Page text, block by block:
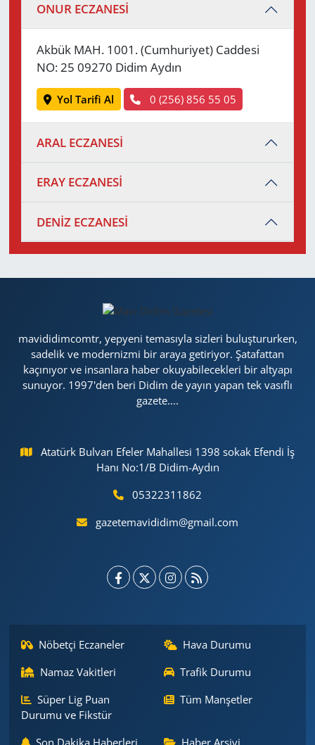
ONUR ECZANESİ
Akbük MAH. 1001. (Cumhuriyet) Caddesi
NO: 25 09270 Didim Aydın
Yol Tarifi Al 0 (256) 856 55 05
ARAL ECZANESİ
ERAY ECZANESİ
DENİZ ECZANESİ
mavididimcomtr, yepyeni temasıyla sizleri buluştururken,
sadelik ve modernizmi bir araya getiriyor. Şatafattan
kaçınıyor ve insanlara haber okuyabilecekleri bir altyapı
sunuyor. 1997'den beri Didim de yayın yapan tek vasıflı
gazete....
Atatürk Bulvarı Efeler Mahallesi 1398 sokak Efendi İş
Hanı No:1/B Didim-Aydın
05322311862
gazetemavididim@gmail.com
Nöbetçi Eczaneler
Hava Durumu
Namaz Vakitleri
Trafik Durumu
Süper Lig Puan
Durumu ve Fikstür
Tüm Manşetler